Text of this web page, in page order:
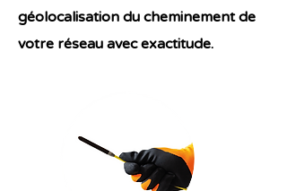
géolocalisation du cheminement de
votre réseau avec exactitude.